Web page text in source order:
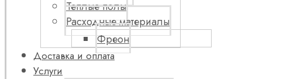
Теплые полы
Расходные материалы
Фреон
Доставка и оплата
Услуги